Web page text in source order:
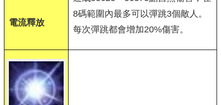
電流釋放
8碼範圍內最多可以彈跳3個敵人。
每次彈跳都會增加20%傷害。